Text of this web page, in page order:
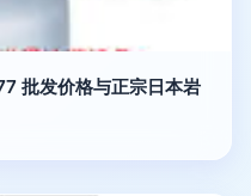
批发价格与正宗日本岩